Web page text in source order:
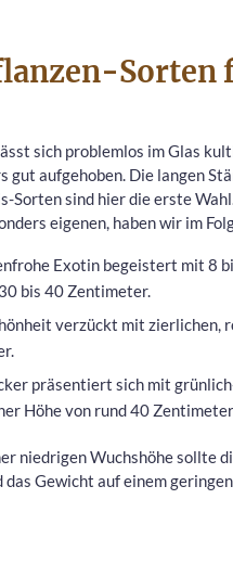
sich problemlos im Glas
gut aufgehoben. Die langen
Sorten sind hier die erste
eigenen, haben wir im
Exotin begeistert mit
bis 40 Zentimeter.
verzückt mit zierlichen,
präsentiert sich mit
Höhe von rund 40
niedrigen Wuchshöhe
Gewicht auf einem